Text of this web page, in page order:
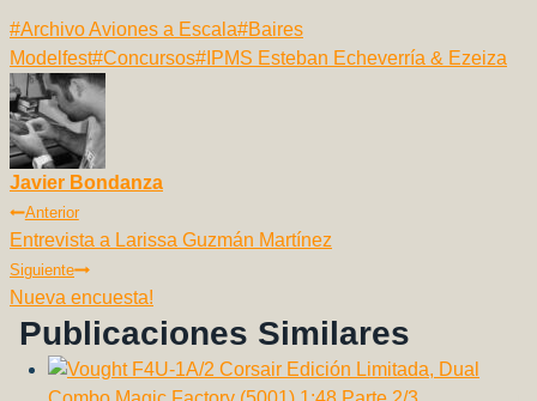
c
e
b
o
o
k
ail at
p
p
e
er d
m
Etiquetas
de
la
entrada:
#Archivo Aviones a Escala#Baires
Modelfest#Concursos# IPMS Esteban Echeverría & Ezeiza
Javier Bondanza
Navegación
De
Entradas
Anterior
Entrevista a Larissa Guzmán Martínez
Siguiente
Nueva encuesta!
Publicaciones Similares